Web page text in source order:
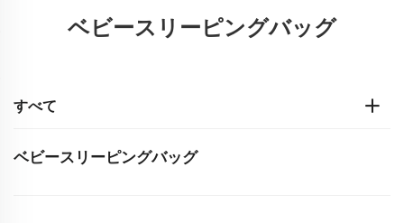
ベビースリーピングバッグ
すべて
ベビースリーピングバッグ